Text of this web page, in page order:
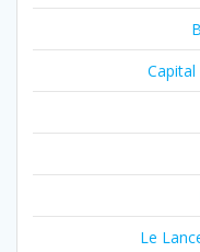
Le